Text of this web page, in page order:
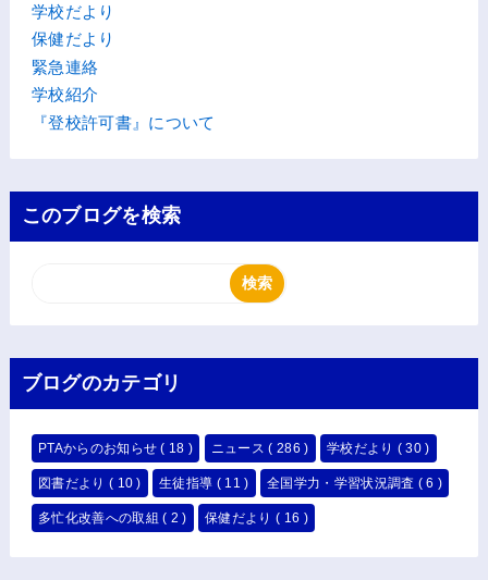
学校だより
保健だより
緊急連絡
学校紹介
『登校許可書』について
このブログを検索
ブログのカテゴリ
PTAからのお知らせ( 18 ) ニュース( 286 ) 学校だより ( 30 )
図書だより ( 10 ) 生徒指導 ( 11 ) 全国学力・学習状況調査 ( 6 )
多忙化改善への取組( 2 ) 保健だより( 16 )